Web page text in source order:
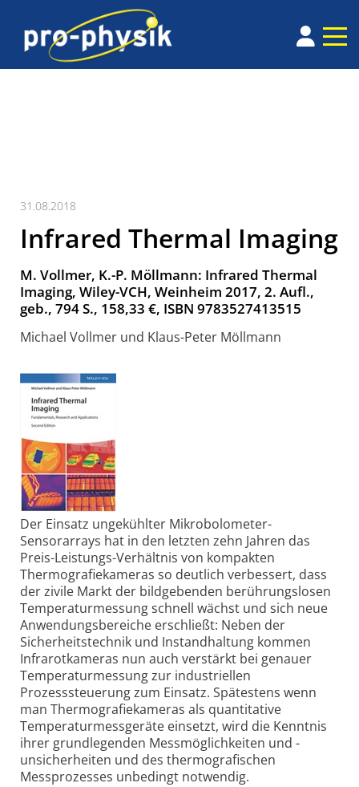
31.08.2018
Infrared Thermal Imaging
M. Vollmer, K.-P. Möllmann: Infrared Thermal
Imaging, Wiley-VCH, Weinheim 2017, 2. Aufl.,
geb., 794 S., 158,33 €, ISBN 9783527413515
Michael Vollmer und Klaus-Peter Möllmann
Der Einsatz ungekühlter Mikrobolometer-
Sensorarrays hat in den letzten zehn Jahren das
Preis-Leistungs-Verhältnis von kompakten
Thermografiekameras so deutlich verbessert, dass
der zivile Markt der bildgebenden berührungslosen
Temperaturmessung schnell wächst und sich neue
Anwendungsbereiche erschließt: Neben der
Sicherheitstechnik und Instandhaltung kommen
Infrarotkameras nun auch verstärkt bei genauer
Temperaturmessung zur industriellen
Prozesssteuerung zum Einsatz. Spätestens wenn
man Thermografiekameras als quantitative
Temperaturmessgeräte einsetzt, wird die Kenntnis
ihrer grundlegenden Messmöglichkeiten und -
unsicherheiten und des thermografischen
Messprozesses unbedingt notwendig.